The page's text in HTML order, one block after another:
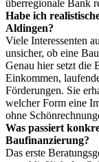
überregionale Bank
Habe ich
Aldingen?
Viele Interessenten
unsicher, ob eine
Genau hier setzt die
Einkommen,
Förderungen. Sie
welcher Form eine
ohne
Was passiert
Baufinanzierung?
Das erste